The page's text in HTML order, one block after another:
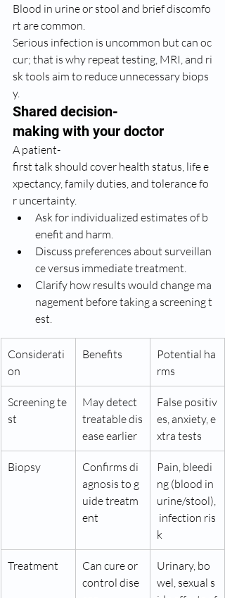
Blood in urine or stool and brief discomfo
rt are common.
Serious infection is uncommon but can oc
cur; that is why repeat testing, MRI, and ri
sk tools aim to reduce unnecessary biops
y.
Shared decision-
making with your doctor
A patient-
first talk should cover health status, life e
xpectancy, family duties, and tolerance fo
r uncertainty.
Ask for individualized estimates of b
enefit and harm.
Discuss preferences about surveillan
ce versus immediate treatment.
Clarify how results would change ma
nagement before taking a screening t
est.
Considerati
on
Benefits
Potential ha
rms
Screening te
st
May detect
treatable dis
ease earlier
False positiv
es, anxiety, e
xtra tests
Biopsy
Confirms di
agnosis to g
uide treatm
ent
Pain, bleedi
ng (blood in
urine/stool),
infection ris
k
Treatment
Can cure or
control dise
Urinary, bo
wel, sexual s